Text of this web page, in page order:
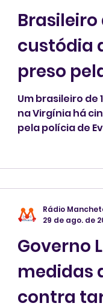
sua custódia
Brasileiro
custódia
preso
Um brasileiro de
na Virgínia há
pela polícia de
Governo
medidas
contra
Rádio
29 de ago. de